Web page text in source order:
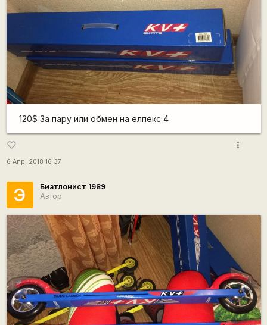
120$ За пару или обмен на елпекс 4
favorite_border
6 Апр, 2018 16:37
more_vert
Э
Биатлонист 1989
Автор